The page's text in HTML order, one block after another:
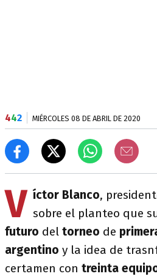
442 MIÉRCOLES 08 DE ABRIL DE 2020
V íctor Blanco,
sobre el planteo que
futuro del torneo de
argentino y la idea de
certamen con treinta